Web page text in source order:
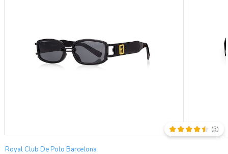
Royal Club De Polo Barcelona
(3)